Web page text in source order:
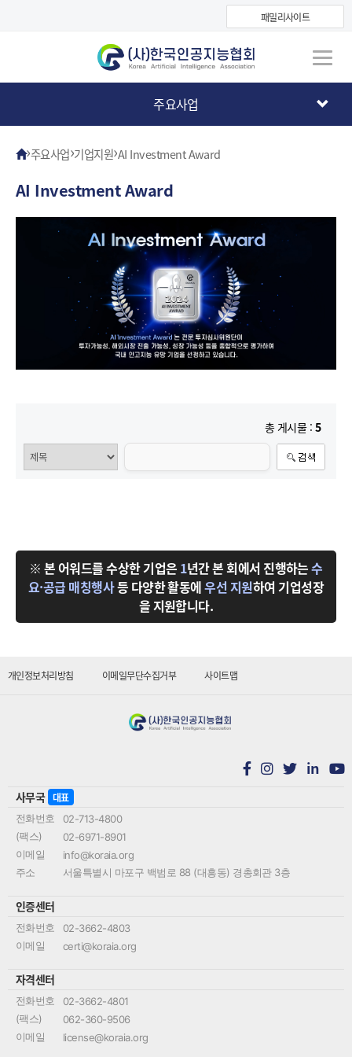
패밀리사이트
주요사업
›주요사업›기업지원›AI Investment Award
AI Investment Award
총 게시물 : 5
※ 본 어워드를 수상한 기업은 1년간 본 회에서 진행하는수
요·공급 매칭행사등 다양한 활동에우선 지원하여 기업성장
을 지원합니다.
개인정보처리방침 이메일무단수집거부 사이트맵
in
사무국 대표
전화번호
02-713-4800
(팩스)
02-6971-8901
이메일
info@koraia.org
주소
서울특별시 마포구 백범로 88 (대흥동) 경총회관 3층
인증센터
전화번호
02-3662-4803
이메일
certi@koraia.org
자격센터
전화번호
02-3662-4801
(팩스)
062-360-9506
이메일
license@koraia.org